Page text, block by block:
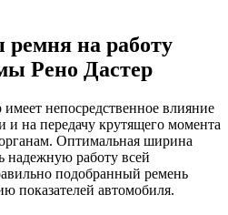
на работу
Рено Дастер
непосредственное влияние
и на передачу крутящего момента
Оптимальная ширина
надежную работу всей
подобранный ремень
показателей автомобиля.